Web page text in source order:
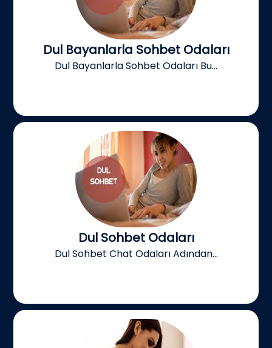
Dul Bayanlarla Sohbet Odaları
Dul Bayanlarla Sohbet Odaları Bu...
Dul Sohbet Odaları
Dul Sohbet Chat Odaları Adından...